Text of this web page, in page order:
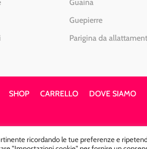
Guaina
Guepierre
Parigina da
SHOP CARRELLO DOVE SIAMO
Chiavenna – Sondrio P.Iva
ricordando le tue preferenze e